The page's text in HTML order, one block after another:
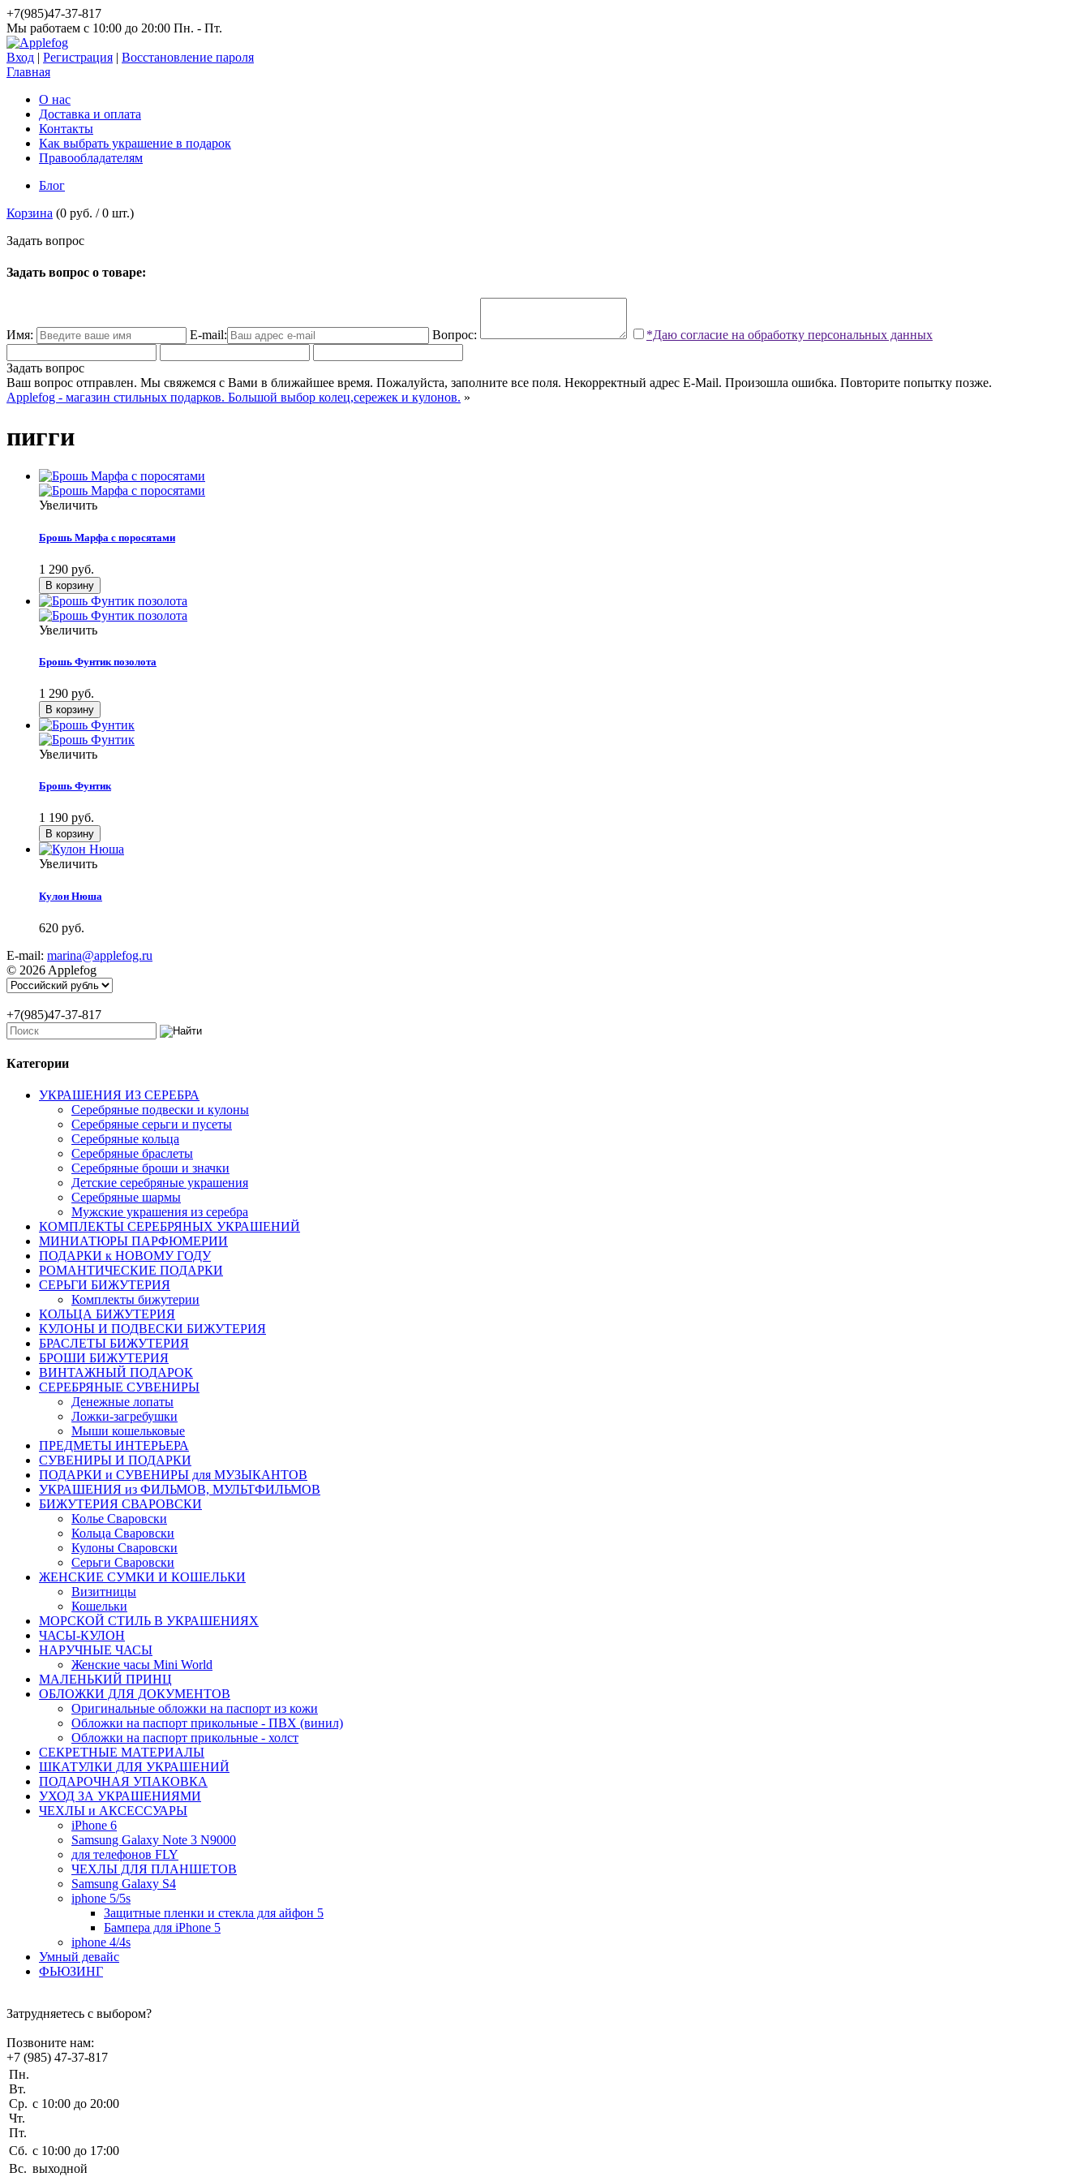
+7(985)47-37-817
Мы работаем c 10:00 до 20:00 Пн. - Пт.
Вход | Регистрация | Восстановление пароля
Главная
О нас
Доставка и оплата
Контакты
Как выбрать украшение в подарок
Правообладателям
Блог
Корзина (0 руб. /0 шт.)
Задать вопрос
Задать вопрос о товаре:
Имя: E-mail: Вопрос: *Даю согласие на обработку персональных данных
Задать вопрос
Ваш вопрос отправлен. Мы свяжемся с Вами в ближайшее время. Пожалуйста, заполните все поля. Некорректный адрес E-Mail. Произошла ошибка. Повторите попытку позже.
Applefog - магазин стильных подарков. Большой выбор колец,сережек и кулонов. »
пигги
Увеличить
Брошь Марфа с поросятами
1 290 руб.
Увеличить
Брошь Фунтик позолота
1 290 руб.
Увеличить
Брошь Фунтик
1 190 руб.
Увеличить
Кулон Нюша
620 руб.
E-mail: marina@applefog.ru
© 2026 Applefog
+7(985)47-37-817
Категории
УКРАШЕНИЯ ИЗ СЕРЕБРА
Серебряные подвески и кулоны
Серебряные серьги и пусеты
Серебряные кольца
Серебряные браслеты
Серебряные броши и значки
Детские серебряные украшения
Серебряные шармы
Мужские украшения из серебра
КОМПЛЕКТЫ СЕРЕБРЯНЫХ УКРАШЕНИЙ
МИНИАТЮРЫ ПАРФЮМЕРИИ
ПОДАРКИ к НОВОМУ ГОДУ
РОМАНТИЧЕСКИЕ ПОДАРКИ
СЕРЬГИ БИЖУТЕРИЯ
Комплекты бижутерии
КОЛЬЦА БИЖУТЕРИЯ
КУЛОНЫ И ПОДВЕСКИ БИЖУТЕРИЯ
БРАСЛЕТЫ БИЖУТЕРИЯ
БРОШИ БИЖУТЕРИЯ
ВИНТАЖНЫЙ ПОДАРОК
СЕРЕБРЯНЫЕ СУВЕНИРЫ
Денежные лопаты
Ложки-загребушки
Мыши кошельковые
ПРЕДМЕТЫ ИНТЕРЬЕРА
СУВЕНИРЫ И ПОДАРКИ
ПОДАРКИ и СУВЕНИРЫ для МУЗЫКАНТОВ
УКРАШЕНИЯ из ФИЛЬМОВ, МУЛЬТФИЛЬМОВ
БИЖУТЕРИЯ СВАРОВСКИ
Колье Сваровски
Кольца Сваровски
Кулоны Сваровски
Серьги Сваровски
ЖЕНСКИЕ СУМКИ И КОШЕЛЬКИ
Визитницы
Кошельки
МОРСКОЙ СТИЛЬ В УКРАШЕНИЯХ
ЧАСЫ-КУЛОН
НАРУЧНЫЕ ЧАСЫ
Женские часы Mini World
МАЛЕНЬКИЙ ПРИНЦ
ОБЛОЖКИ ДЛЯ ДОКУМЕНТОВ
Оригинальные обложки на паспорт из кожи
Обложки на паспорт прикольные - ПВХ (винил)
Обложки на паспорт прикольные - холст
СЕКРЕТНЫЕ МАТЕРИАЛЫ
ШКАТУЛКИ ДЛЯ УКРАШЕНИЙ
ПОДАРОЧНАЯ УПАКОВКА
УХОД ЗА УКРАШЕНИЯМИ
ЧEХЛЫ и АКСЕССУАРЫ
iPhone 6
Samsung Galaxy Note 3 N9000
для телефонов FLY
ЧЕХЛЫ ДЛЯ ПЛАНШЕТОВ
Samsung Galaxy S4
iphone 5/5s
Защитные пленки и стекла для айфон 5
Бампера для iPhone 5
iphone 4/4s
Умный девайс
ФЬЮЗИНГ
Затрудняетесь с выбором?
Позвоните нам:
+7 (985) 47-37-817
Пн.
Вт.
Ср.
Чт.
Пт.
c 10:00 до 20:00
Сб. c 10:00 до 17:00
Вс. выходной